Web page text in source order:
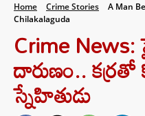
Home Crime Stories
A Man
Chilakalaguda
Crime
దారుణం.. కర్రతో
స్నేహితుడు